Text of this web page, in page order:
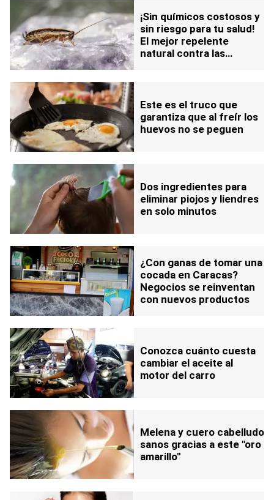
¡Sin químicos costosos y
sin riesgo para tu salud!
El mejor repelente
natural contra las
Este es el truco que
garantiza que al freír los
huevos no se peguen
Dos ingredientes para
eliminar piojos y liendres
en solo minutos
¿Con ganas de tomar una
cocada en Caracas?
Negocios se reinventan
con nuevos productos
Conozca cuánto cuesta
cambiar el aceite al
motor del carro
Melena y cuero cabelludo
sanos gracias a este "oro
amarillo"